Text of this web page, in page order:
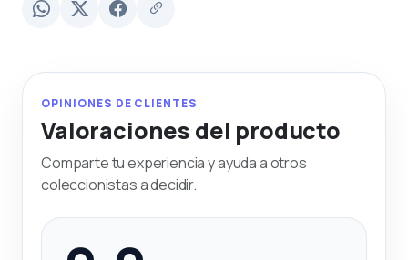
OPINIONES DE CLIENTES
Valoraciones del producto
Comparte tu experiencia y ayuda a otros
coleccionistas a decidir.